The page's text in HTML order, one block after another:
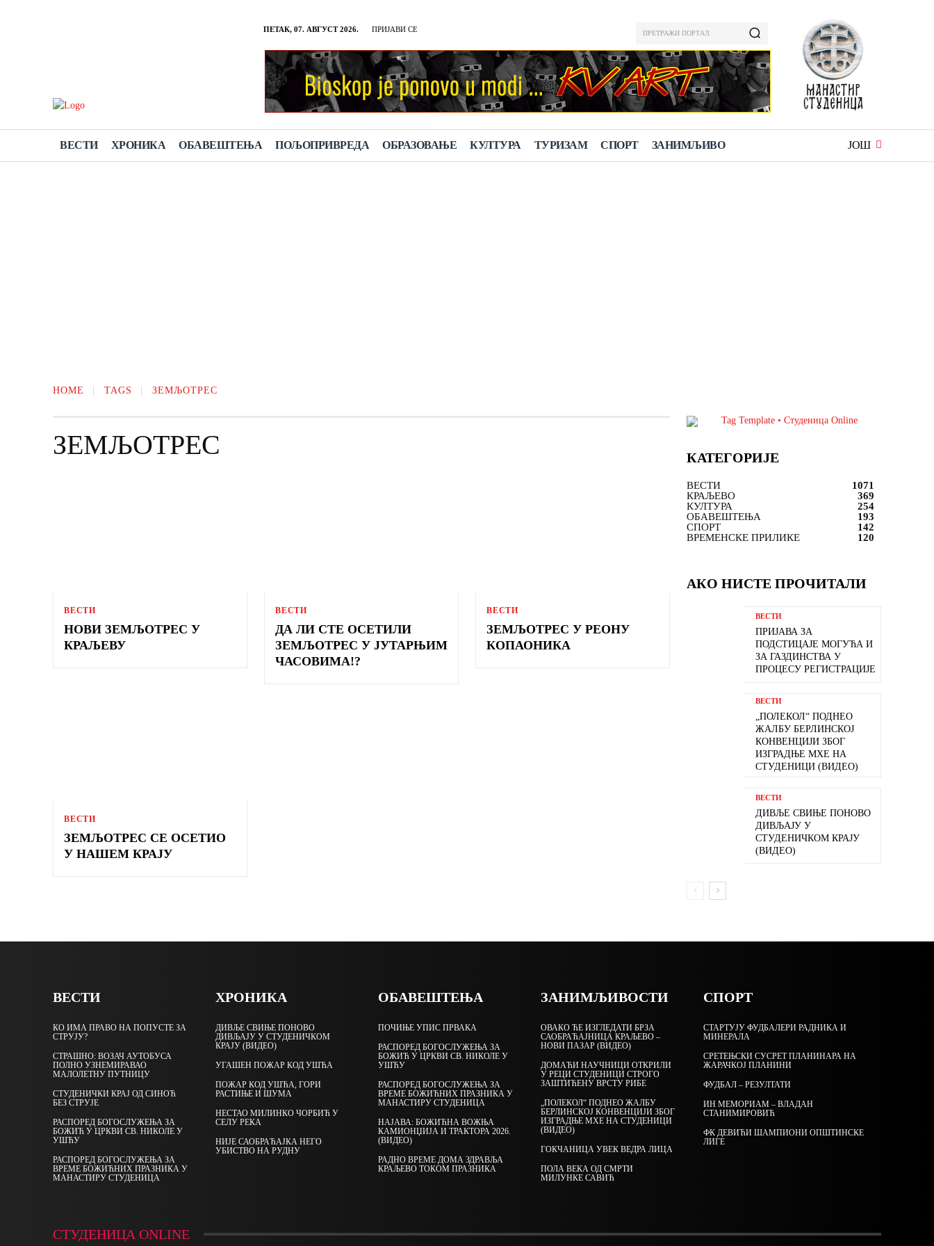
ПЕТАК, 07. АВГУСТ 2026. ПРИЈАВИ СЕ ПРЕТРАЖИ ПОРТАЛ
ВЕСТИ ХРОНИКА ОБАВЕШТЕЊА ПОЉОПРИВРЕДА ОБРАЗОВАЊЕ КУЛТУРА TУРИЗАМ СПОРТ ЗАНИМЉИВО ЈОШ
HOME TAGS ЗЕМЉОТРЕС
ЗЕМЉОТРЕС
ВЕСТИ
НОВИ ЗЕМЉОТРЕС У
КРАЉЕВУ
ВЕСТИ
ДА ЛИ СТЕ ОСЕТИЛИ
ЗЕМЉОТРЕС У ЈУТАРЊИМ
ЧАСОВИМА!?
ВЕСТИ
ЗЕМЉОТРЕС У РЕОНУ
КОПАОНИКА
ВЕСТИ
ЗЕМЉОТРЕС СЕ ОСЕТИО
У НАШЕМ КРАЈУ
КАТЕГОРИЈЕ
ВЕСТИ
1071
КРАЉЕВО
369
КУЛТУРА
254
ОБАВЕШТЕЊА
193
СПОРТ
142
ВРЕМЕНСКЕ ПРИЛИКЕ
120
АКО НИСТЕ ПРОЧИТАЛИ
ВЕСТИ
ПРИЈАВА ЗА
ПОДСТИЦАЈЕ МОГУЋА И
ЗА ГАЗДИНСТВА У
ПРОЦЕСУ РЕГИСТРАЦИЈЕ
ВЕСТИ
„ПОЛЕКОЛ“ ПОДНЕО
ЖАЛБУ БЕРЛИНСКОЈ
КОНВЕНЦИЈИ ЗБОГ
ИЗГРАДЊЕ МХЕ НА
СТУДЕНИЦИ (ВИДЕО)
ВЕСТИ
ДИВЉЕ СВИЊЕ ПОНОВО
ДИВЉАЈУ У
СТУДЕНИЧКОМ КРАЈУ
(ВИДЕО)
ВЕСТИ
КО ИМА ПРАВО НА ПОПУСТЕ ЗА
СТРУЈУ?
СТРАШНО: ВОЗАЧ АУТОБУСА
ПОЛНО УЗНЕМИРАВАО
МАЛОЛЕТНУ ПУТНИЦУ
СТУДЕНИЧКИ КРАЈ ОД СИНОЋ
БЕЗ СТРУЈЕ
РАСПОРЕД БОГОСЛУЖЕЊА ЗА
БОЖИЋ У ЦРКВИ СВ. НИКОЛЕ У
УШЋУ
РАСПОРЕД БОГОСЛУЖЕЊА ЗА
ВРЕМЕ БОЖИЋНИХ ПРАЗНИКА У
МАНАСТИРУ СТУДЕНИЦА
ХРОНИКА
ДИВЉЕ СВИЊЕ ПОНОВО
ДИВЉАЈУ У СТУДЕНИЧКОМ
КРАЈУ (ВИДЕО)
УГАШЕН ПОЖАР КОД УШЋА
ПОЖАР КОД УШЋА, ГОРИ
РАСТИЊЕ И ШУМА
НЕСТАО МИЛИНКО ЧОРБИЋ У
СЕЛУ РЕКА
НИЈЕ САОБРАЋАЈКА НЕГО
УБИСТВО НА РУДНУ
ОБАВЕШТЕЊА
ПОЧИЊЕ УПИС ПРВАКА
РАСПОРЕД БОГОСЛУЖЕЊА ЗА
БОЖИЋ У ЦРКВИ СВ. НИКОЛЕ У
УШЋУ
РАСПОРЕД БОГОСЛУЖЕЊА ЗА
ВРЕМЕ БОЖИЋНИХ ПРАЗНИКА У
МАНАСТИРУ СТУДЕНИЦА
НАЈАВА: БОЖИЋНА ВОЖЊА
КАМИОНЏИЈА И ТРАКТОРА 2026.
(ВИДЕО)
РАДНО ВРЕМЕ ДОМА ЗДРАВЉА
КРАЉЕВО ТОКОМ ПРАЗНИКА
ЗАНИМЉИВОСТИ
ОВАКО ЋЕ ИЗГЛЕДАТИ БРЗА
САОБРАЋАЈНИЦА КРАЉЕВО –
НОВИ ПАЗАР (ВИДЕО)
ДОМАЋИ НАУЧНИЦИ ОТКРИЛИ
У РЕЦИ СТУДЕНИЦИ СТРОГО
ЗАШТИЋЕНУ ВРСТУ РИБЕ
„ПОЛЕКОЛ“ ПОДНЕО ЖАЛБУ
БЕРЛИНСКОЈ КОНВЕНЦИЈИ ЗБОГ
ИЗГРАДЊЕ МХЕ НА СТУДЕНИЦИ
(ВИДЕО)
ГОКЧАНИЦА УВЕК ВЕДРА ЛИЦА
ПОЛА ВЕКА ОД СМРТИ
МИЛУНКЕ САВИЋ
СПОРТ
СТАРТУЈУ ФУДБАЛЕРИ РАДНИКА И
МИНЕРАЛА
СРЕТЕЊСКИ СУСРЕТ ПЛАНИНАРА НА
ЖАРАЧКОЈ ПЛАНИНИ
ФУДБАЛ – РЕЗУЛТАТИ
ИН МЕМОРИАМ – ВЛАДАН
СТАНИМИРОВИЋ
ФК ДЕВИЋИ ШАМПИОНИ ОПШТИНСКЕ
ЛИГЕ
СТУДЕНИЦА ONLINE